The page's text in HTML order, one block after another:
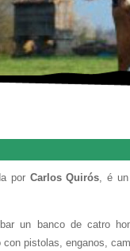
por Carlos Quirós , é
un banco de catro
pistolas, enganos,